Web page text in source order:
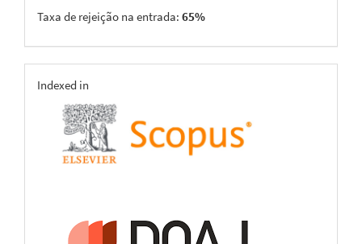
Taxa de rejeição na entrada: 65%
indexing
Indexed in